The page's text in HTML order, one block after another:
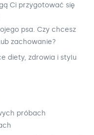
Ci przygotować się
psa. Czy chcesz
zachowanie?
diety, zdrowia i stylu
próbach